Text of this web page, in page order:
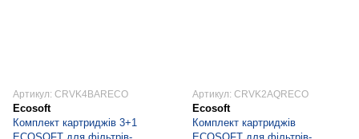
Артикул: CRVK4BARECO
Ecosoft
Комплект картриджів 3+1
Артикул: CRVK2AQRECO
Ecosoft
Комплект картриджів